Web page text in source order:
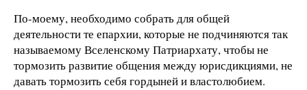
По-моему, необходимо собрать для общей
деятельности те епархии, которые не подчиняются так
называемому Вселенскому Патриархату, чтобы не
тормозить развитие общения между юрисдикциями, не
давать тормозить себя гордыней и властолюбием.